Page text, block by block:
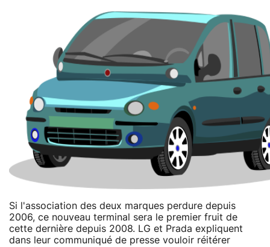
Si l'association des deux marques perdure depuis
2006, ce nouveau terminal sera le premier fruit de
cette dernière depuis 2008. LG et Prada expliquent
dans leur communiqué de presse vouloir réitérer